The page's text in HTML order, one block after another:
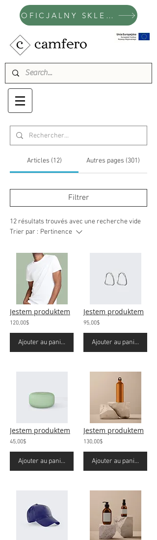
OFICJALNY SKLEP CAMFERO
Articles (12) Autres pages (301)
Filtrer
12 résultats trouvés avec une recherche vide
Trier par : Pertinence
Jestem produktem
120,00$
Ajouter au panier
Jestem produktem
95,00$
Ajouter au panier
Jestem produktem
45,00$
Ajouter au panier
Jestem produktem
130,00$
Ajouter au panier